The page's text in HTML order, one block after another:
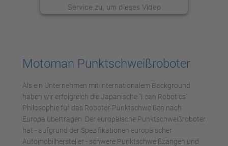
Service zu, um dieses Video
anzusehen.
powered by Usercentrics Consent
Management Platform
Motoman Punktschweißroboter
Als ein Unternehmen mit internationalem Background
haben wir erfolgreich die Japanische "Lean Robotics"
Philosophie für das Roboter-Punktschweißen nach
Europa übertragen. Der europäische Punktschweißroboter
hat - aufgrund der Spezifikationen europäischer
Automobilhersteller - schwere Punktschweißzangen und